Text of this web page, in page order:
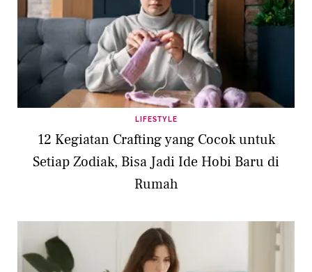
LIFESTYLE
12 Kegiatan Crafting yang Cocok untuk
Setiap Zodiak, Bisa Jadi Ide Hobi Baru di
Rumah